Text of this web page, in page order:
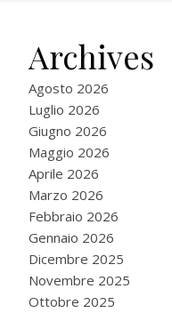
Archives
Agosto 2026
Luglio 2026
Giugno 2026
Maggio 2026
Aprile 2026
Marzo 2026
Febbraio 2026
Gennaio 2026
Dicembre 2025
Novembre 2025
Ottobre 2025